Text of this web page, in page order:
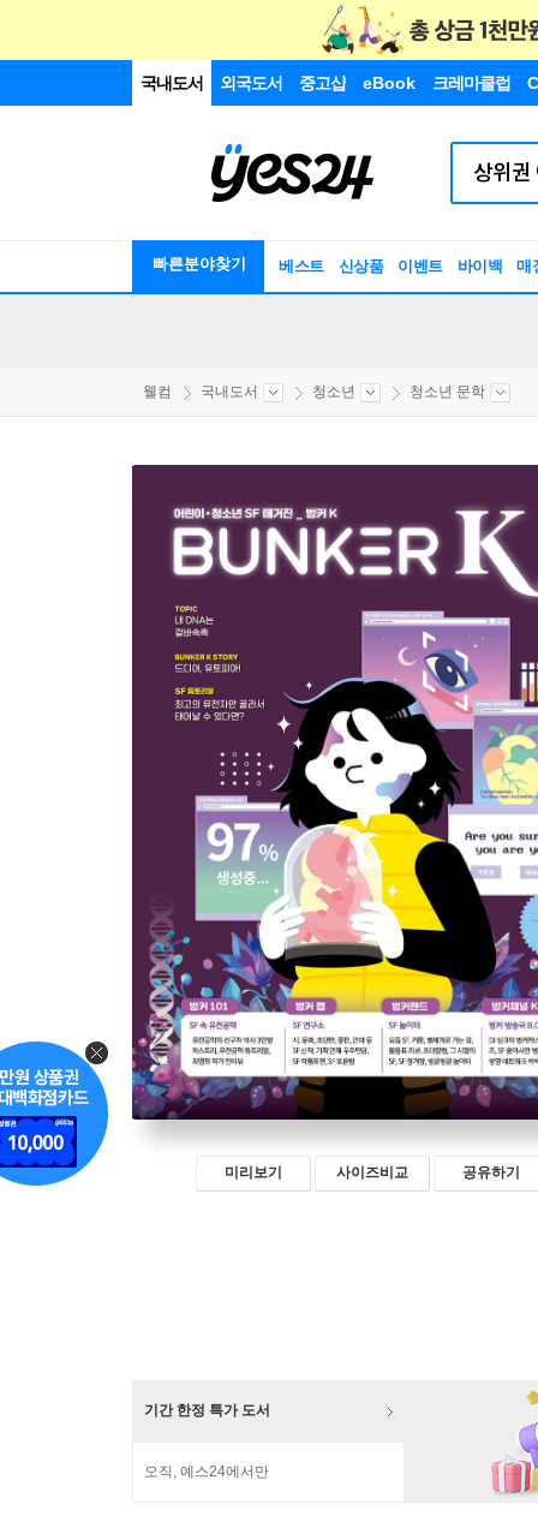
국내도서 외국도서 중고샵 eBook 크레마클럽
빠른분야찾기 베스트 신상품 이벤트 바이백 매
웰컴 국내도서 청소년 청소년 문학
미리보기 사이즈비교 공유하기
기간 한정 특가 도서
오직, 예스24에서만